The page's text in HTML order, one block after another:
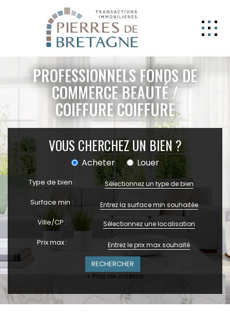
NOS BIENS
GERER
NOS AGENCES
ESTIMATION
CONTACT
ESPACE CLIENT
EXTRANET
PROFESSIONNELS FONDS DE
COMMERCE BEAUTÉ /
COIFFURE COIFFURE
VOUS CHERCHEZ UN BIEN ?
Acheter Louer
Type de bien : Sélectionnez un type de bien
Surface min :
Ville/CP : Sélectionnez une localisation
Prix max :
+ Plus de critères